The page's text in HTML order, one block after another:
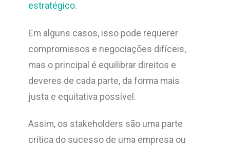
estratégico.
Em alguns casos, isso pode requerer
compromissos e negociações difíceis,
mas o principal é equilibrar direitos e
deveres de cada parte, da forma mais
justa e equitativa possível.
Assim, os stakeholders são uma parte
crítica do sucesso de uma empresa ou